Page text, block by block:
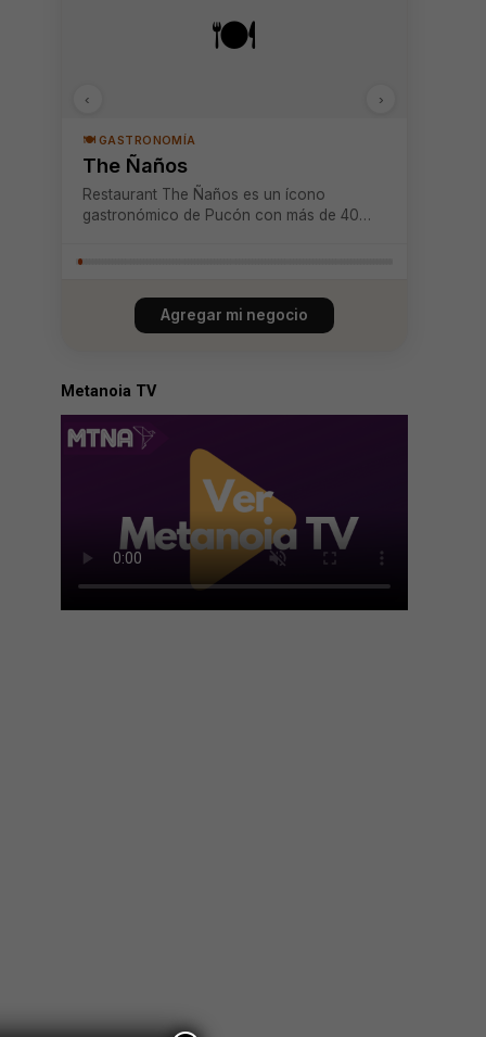
🍽️
🍽️ GASTRONOMÍA
The Ñaños
Restaurant The Ñaños es un ícono
gastronómico de Pucón con más de 40
incluye parrilla, pescados, pastas, pizzas y
‹ ›
Agregar mi negocio
Metanoia TV